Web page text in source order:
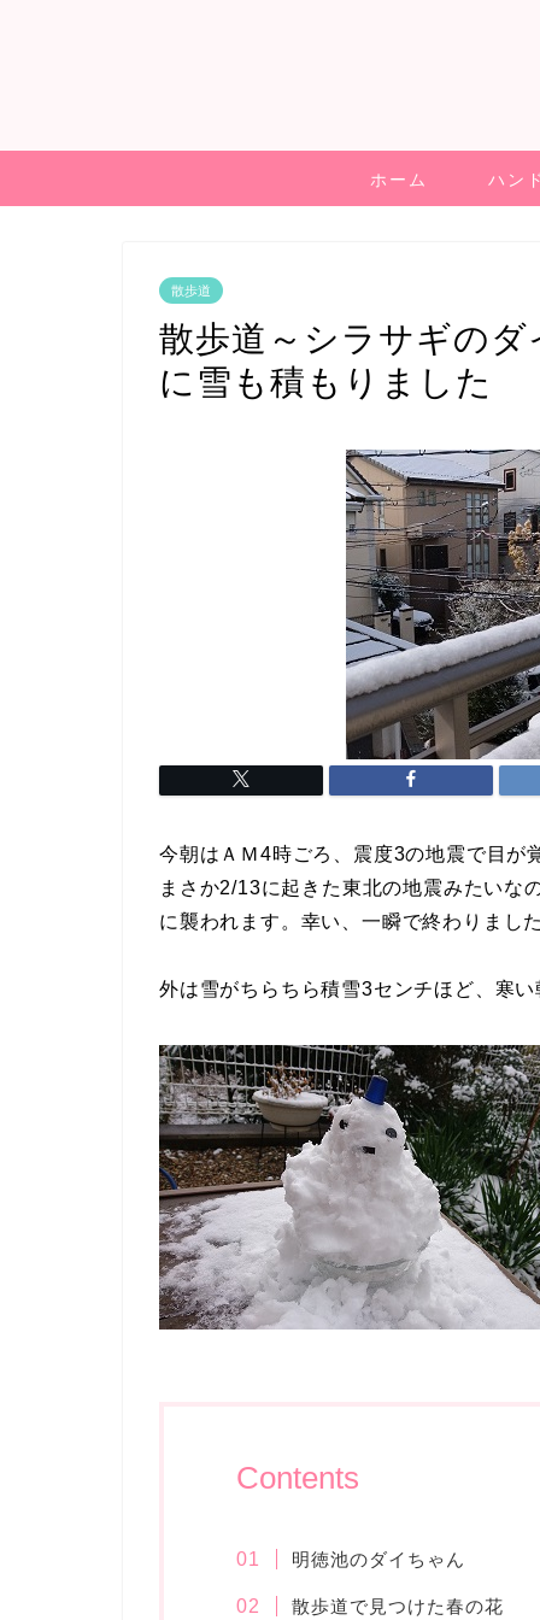
ホーム ハン
散歩道
散歩道～シラサギの
に雪も積もりました
今朝はＡＭ4時ごろ、震度3の地震で目が
まさか2/13に起きた東北の地震みたいな
に襲われます。幸い、一瞬で終わりまし
外は雪がちらちら積雪3センチほど、寒
Contents
明徳池のダイちゃん
散歩道で見つけた春の花